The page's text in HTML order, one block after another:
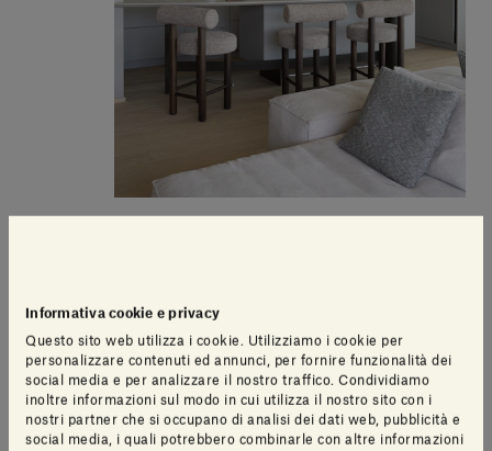
Informativa cookie e privacy
Questo sito web utilizza i cookie. Utilizziamo i cookie per
personalizzare contenuti ed annunci, per fornire funzionalità dei
social media e per analizzare il nostro traffico. Condividiamo
inoltre informazioni sul modo in cui utilizza il nostro sito con i
nostri partner che si occupano di analisi dei dati web, pubblicità e
social media, i quali potrebbero combinarle con altre informazioni